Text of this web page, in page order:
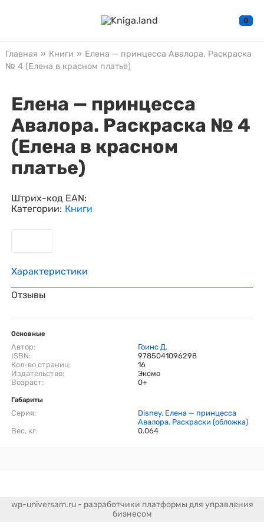
0
Главная » Книги » Елена — принцесса Авалора. Раскраска
№ 4 (Елена в красном платье)
Елена — принцесса
Авалора. Раскраска № 4
(Елена в красном
платье)
Штрих-код EAN:
Категории: Книги
Характеристики
Отзывы
Основные
Автор:
Гоинс Д.
ISBN:
9785041096298
Кол-во страниц:
16
Издательство:
Эксмо
Возраст:
0+
Габариты
Серия:
Disney. Елена — принцесса
Авалора. Раскраски (обложка)
Вес, кг:
0.064
wp-universam.ru - разработчики платформы для управления
бизнесом